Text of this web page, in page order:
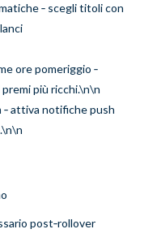
‑ scegli titoli con
ore pomeriggio ‑
più ricchi.\n\n
attiva notifiche push
post‐rollover